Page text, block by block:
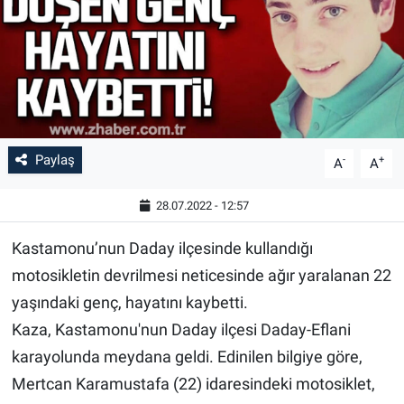
Paylaş A- A+
28.07.2022 - 12:57
Kastamonu’nun Daday ilçesinde kullandığı
motosikletin devrilmesi neticesinde ağır yaralanan 22
yaşındaki genç, hayatını kaybetti.
Kaza, Kastamonu'nun Daday ilçesi Daday-Eflani
karayolunda meydana geldi. Edinilen bilgiye göre,
Mertcan Karamustafa (22) idaresindeki motosiklet,